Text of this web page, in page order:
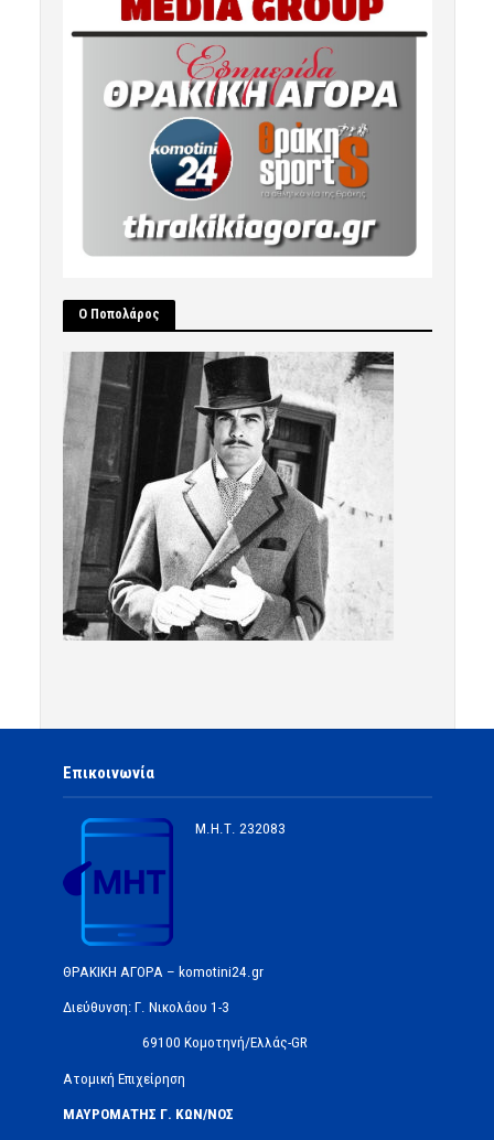
Ο Ποπολάρος
Επικοινωνία
Μ.Η.Τ. 232083
ΘΡΑΚΙΚΗ ΑΓΟΡΑ – komotini24.gr
Διεύθυνση: Γ. Νικολάου 1-3
69100 Κομοτηνή/Ελλάς-GR
Ατομική Επιχείρηση
ΜΑΥΡΟΜΑΤΗΣ Γ. ΚΩΝ/ΝΟΣ